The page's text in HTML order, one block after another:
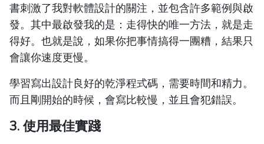
書刺激了我對軟體設計的關注，並包含許多範例與啟
發。其中最啟發我的是：走得快的唯一方法，就是走
得好。也就是說，如果你把事情搞得一團糟，結果只
會讓你速度更慢。
學習寫出設計良好的乾淨程式碼，需要時間和精力。
而且剛開始的時候，會寫比較慢，並且會犯錯誤。
3. 使用最佳實踐